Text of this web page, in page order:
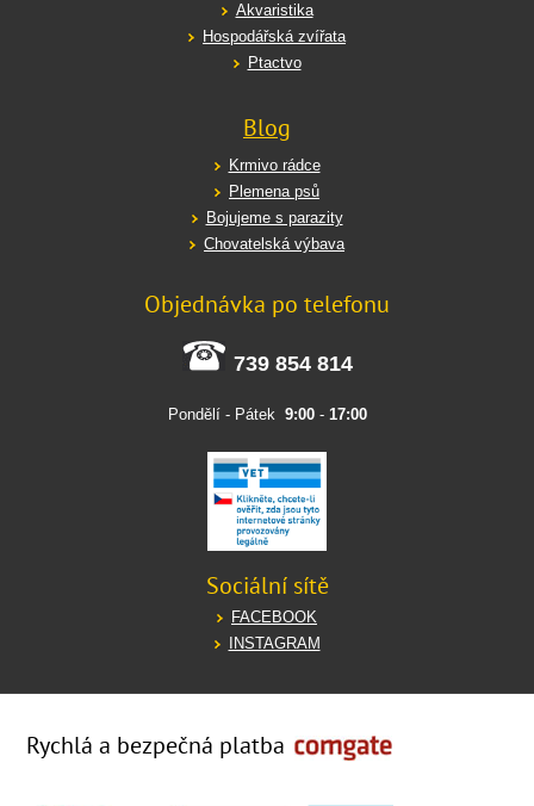
Akvaristika
Hospodářská zvířata
Ptactvo
Blog
Krmivo rádce
Plemena psů
Bojujeme s parazity
Chovatelská výbava
Objednávka po telefonu
739 854 814
Pondělí - Pátek 9:00- 17:00
Sociální sítě
FACEBOOK
INSTAGRAM
Rychlá a bezpečná platba